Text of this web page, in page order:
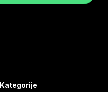
Kategorije